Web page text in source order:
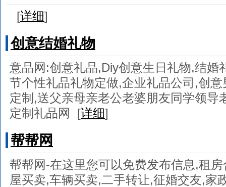
[详细]
创意结婚礼物
意品网:创意礼品,Diy创意生日礼物,结婚
节个性礼品礼物定做,企业礼品公司,创
定制,送父亲母亲老公老婆朋友同学领导
定制礼品网
[详细]
帮帮网
帮帮网-在这里您可以免费发布信息,租
屋买卖,车辆买卖,二手转让,征婚交友,家